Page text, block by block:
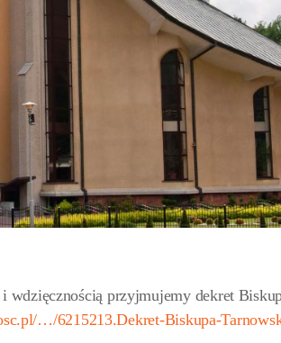
przyjmujemy dekret
…/6215213.Dekret-Biskupa-